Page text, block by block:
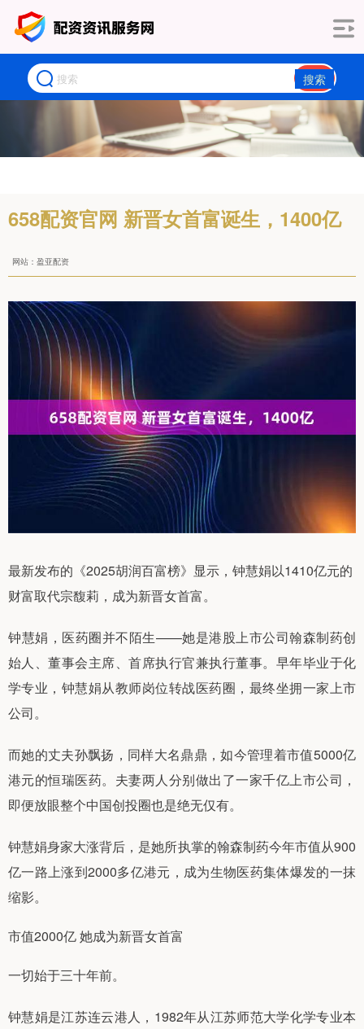
搜索
658配资官网 新晋女首富诞生，1400亿
网站：盈亚配资
最新发布的《2025胡润百富榜》显示，钟慧娟以1410亿元的
财富取代宗馥莉，成为新晋女首富。
钟慧娟，医药圈并不陌生——她是港股上市公司翰森制药创
始人、董事会主席、首席执行官兼执行董事。早年毕业于化
学专业，钟慧娟从教师岗位转战医药圈，最终坐拥一家上市
公司。
而她的丈夫孙飘扬，同样大名鼎鼎，如今管理着市值5000亿
港元的恒瑞医药。夫妻两人分别做出了一家千亿上市公司，
即便放眼整个中国创投圈也是绝无仅有。
钟慧娟身家大涨背后，是她所执掌的翰森制药今年市值从900
亿一路上涨到2000多亿港元，成为生物医药集体爆发的一抹
缩影。
市值2000亿 她成为新晋女首富
一切始于三十年前。
钟慧娟是江苏连云港人，1982年从江苏师范大学化学专业本